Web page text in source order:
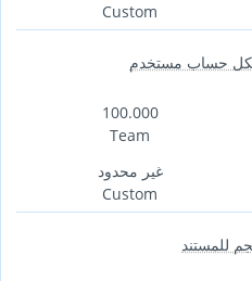
Custom
حساب مستخدم
100.000
Team
غير محدود
Custom
للمستند